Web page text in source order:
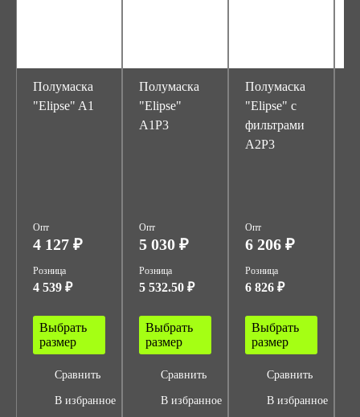
Полумаска
"Elipse" A1
Опт
4 127 ₽
Розница
4 539 ₽
Выбрать
размер
Сравнить
В избранное
Полумаска
"Elipse"
A1P3
Опт
5 030 ₽
Розница
5 532.50 ₽
Выбрать
размер
Сравнить
В избранное
Полумаска
"Elipse" с
фильтрами
A2P3
Опт
6 206 ₽
Розница
6 826 ₽
Выбрать
размер
Сравнить
В избранное